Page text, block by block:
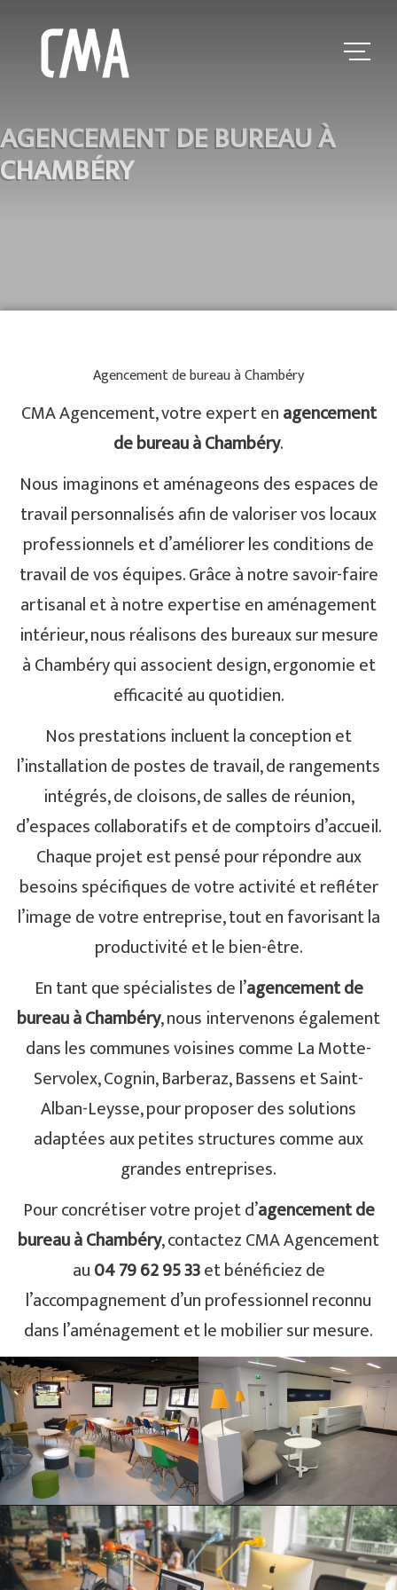
AGENCEMENT DE BUREAU À
CHAMBÉRY
Agencement de bureau à Chambéry
CMA Agencement, votre expert enagencement
de bureau à Chambéry.
Nous imaginons et aménageons des espaces de
travail personnalisés afin de valoriser vos locaux
professionnels et d’améliorer les conditions de
travail de vos équipes. Grâce à notre savoir-faire
artisanal et à notre expertise en aménagement
intérieur, nous réalisons des bureaux sur mesure
à Chambéry qui associent design, ergonomie et
efficacité au quotidien.
Nos prestations incluent la conception et
l’installation de postes de travail, de rangements
intégrés, de cloisons, de salles de réunion,
d’espaces collaboratifs et de comptoirs d’accueil.
Chaque projet est pensé pour répondre aux
besoins spécifiques de votre activité et refléter
l’image de votre entreprise, tout en favorisant la
productivité et le bien-être.
En tant que spécialistes de l’agencement de
bureau à Chambéry, nous intervenons également
dans les communes voisines comme La Motte-
Servolex, Cognin, Barberaz, Bassens et Saint-
Alban-Leysse, pour proposer des solutions
adaptées aux petites structures comme aux
grandes entreprises.
Pour concrétiser votre projet d’agencement de
bureau à Chambéry, contactez CMA Agencement
au04 79 62 95 33et bénéficiez de
l’accompagnement d’un professionnel reconnu
dans l’aménagement et le mobilier sur mesure.